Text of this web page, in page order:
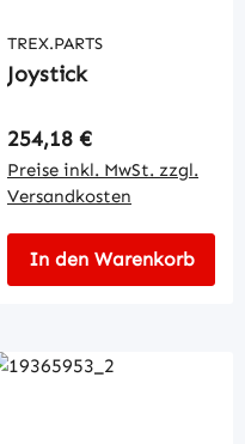
TREX.PARTS
Joystick
Regulärer Preis:
254,18 €
Preise inkl. MwSt. zzgl.
Versandkosten
In den Warenkorb